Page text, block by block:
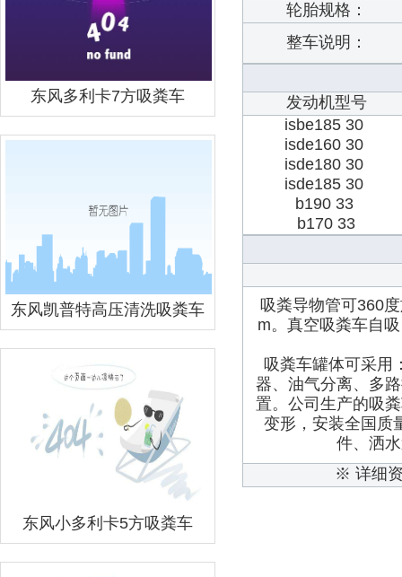
东风多利卡7方吸粪车
东风凯普特高压清洗吸粪车
东风小多利卡5方吸粪车
轮胎规格：
整车说明：
发动机型号
isbe185 30
isde160 30
isde180 30
isde185 30
b190 33
b170 33
吸粪导物管可360
m。真空吸粪车自
吸粪车罐体可采用
器、油气分离、多
置。公司生产的吸
变形，安装全国质
件、洒
※ 详细